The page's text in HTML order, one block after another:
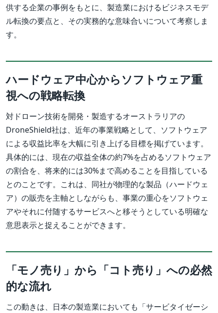
供する企業の事例をもとに、製造業におけるビジネスモデ
ル転換の要点と、その実務的な意味合いについて考察しま
す。
ハードウェア中心からソフトウェア重
視への戦略転換
対ドローン技術を開発・製造するオーストラリアの
DroneShield社は、近年の事業戦略として、ソフトウェア
による収益比率を大幅に引き上げる目標を掲げています。
具体的には、現在の収益全体の約7%を占めるソフトウェア
の割合を、将来的には30%まで高めることを目指している
とのことです。これは、同社が物理的な製品（ハードウェ
ア）の販売を主軸としながらも、事業の重心をソフトウェ
アやそれに付随するサービスへと移そうとしている明確な
意思表示と捉えることができます。
「モノ売り」から「コト売り」への必然
的な流れ
この動きは、日本の製造業においても「サービタイゼーシ